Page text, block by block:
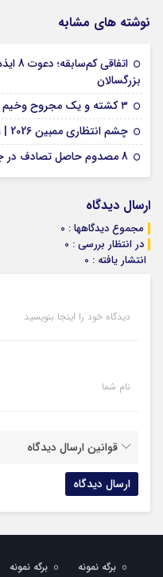
نوشته های مشابه
بزرگسالان
۳ کشته و یک مجروح وخیم حاصل تصادف شبانه در ایذه
چشم انتظاری ممبین 2026 | عکاس: وحید اورکی
8 مصدوم حاصل تصادف در جاده سوسن
ارسال دیدگاه
مجموع دیدگاهها : 0
در انتظار بررسی : 0
انتشار یافته : 0
دیدگاه خود را اینجا بنویسید
نام شما
قوانین ارسال دیدگاه
برگه نمونه برگه نمونه